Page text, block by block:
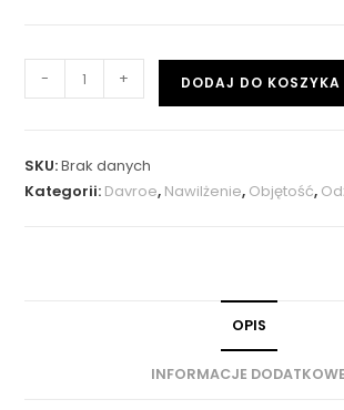
- + DODAJ DO KOSZYKA
SKU:Brak danych
Kategorii: Davroe, Nawilżenie, Objętość,
OPIS
INFORMACJE DODATKOWE